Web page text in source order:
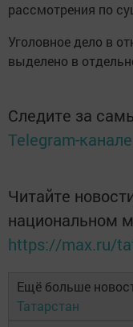
рассмотрения по
Уголовное дело в
выделено в
Следите за
Telegram-канале
Читайте
национальном
https://max.ru/
Ещё больше
Татарстан